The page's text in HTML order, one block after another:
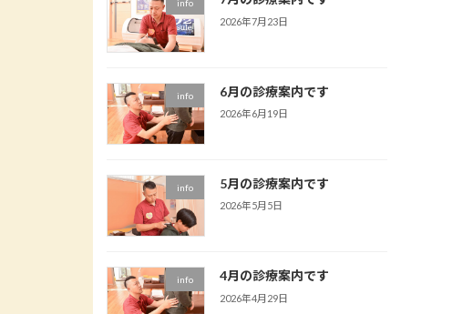
info
2026年7月23日
info 6月の診療案内です
2026年6月19日
info 5月の診療案内です
2026年5月5日
info 4月の診療案内です
2026年4月29日